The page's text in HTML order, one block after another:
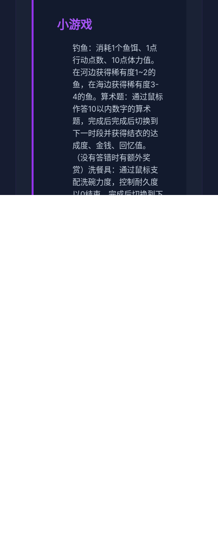
小游戏
钓鱼：消耗1个鱼饵、1点
行动点数、10点体力值。
在河边获得稀有度1~2的
鱼，在海边获得稀有度3-
4的鱼。 算术题：通过鼠标
作答10以内数字的算术
题，完成后完成后切换到
下一时段并获得结衣的达
成度、金钱、回忆值。
（没有答错时有额外奖
赏） 洗餐具：通过鼠标支
配洗碗力度，控制耐久度
以0结束，完成后切换到下